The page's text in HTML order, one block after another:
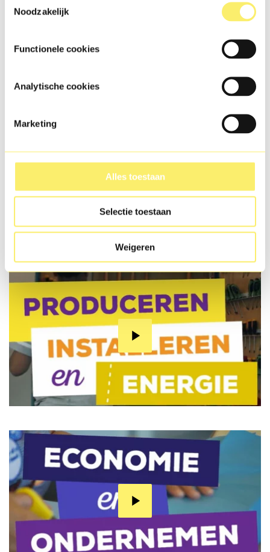
Noodzakelijk
Functionele cookies
Analytische cookies
Marketing
Alles toestaan
Selectie toestaan
Weigeren
Bekijk hieronder de video's van de profielen van
Bekijk je